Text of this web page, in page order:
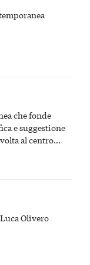
che fonde
e suggestione
al centro
astigiano
Olivero